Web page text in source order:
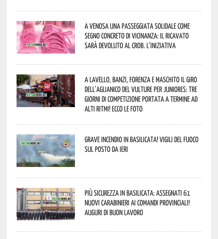
A Venosa una passeggiata solidale come
segno concreto di vicinanza: il ricavato
sarà devoluto al CROB. L’iniziativa
A Lavello, Banzi, Forenza e Maschito il Giro
dell’Aglianico del Vulture per juniores: tre
giorni di competizione portata a termine ad
alti ritmi! Ecco le foto
Grave incendio in Basilicata! Vigili del fuoco
sul posto da ieri
Più sicurezza in Basilicata: assegnati 61
nuovi Carabinieri ai Comandi provinciali!
Auguri di buon lavoro